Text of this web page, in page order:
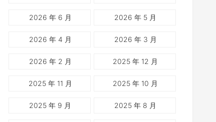
2026 年 6 月 2026 年 5 月
2026 年 4 月 2026 年 3 月
2026 年 2 月 2025 年 12 月
2025 年 11 月 2025 年 10 月
2025 年 9 月 2025 年 8 月